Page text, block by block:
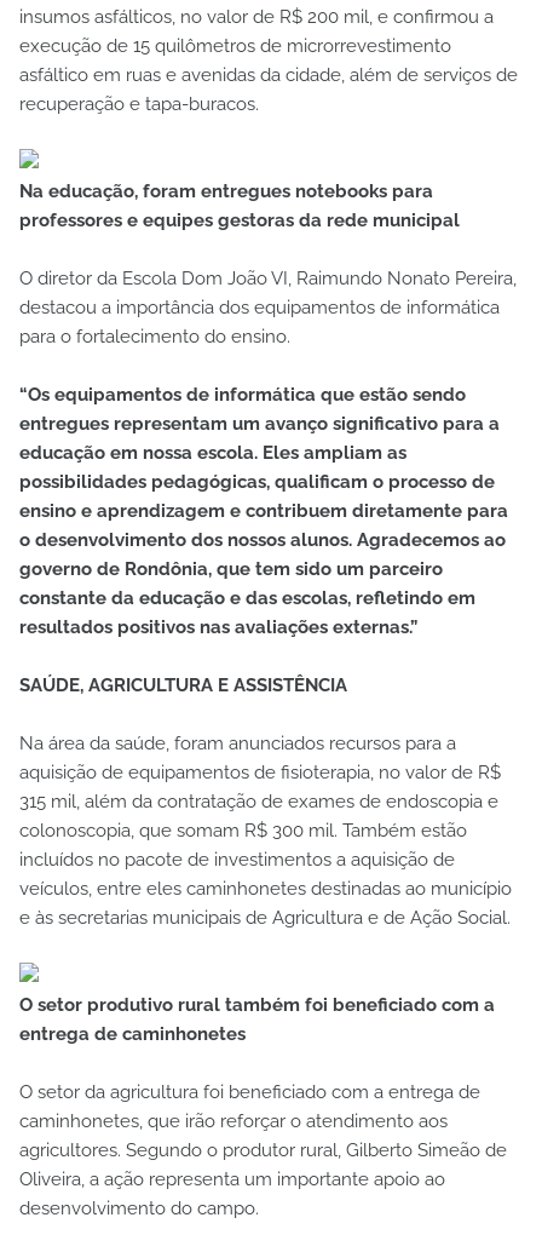
insumos asfálticos, no valor de R$ 200 mil, e confirmou a
execução de 15 quilômetros de microrrevestimento
asfáltico em ruas e avenidas da cidade, além de serviços de
recuperação e tapa-buracos.
Na educação, foram entregues notebooks para
professores e equipes gestoras da rede municipal
O diretor da Escola Dom João VI, Raimundo Nonato Pereira,
destacou a importância dos equipamentos de informática
para o fortalecimento do ensino.
“Os equipamentos de informática que estão sendo
entregues representam um avanço significativo para a
educação em nossa escola. Eles ampliam as
possibilidades pedagógicas, qualificam o processo de
ensino e aprendizagem e contribuem diretamente para
o desenvolvimento dos nossos alunos. Agradecemos ao
governo de Rondônia, que tem sido um parceiro
constante da educação e das escolas, refletindo em
resultados positivos nas avaliações externas.”
SAÚDE, AGRICULTURA E ASSISTÊNCIA
Na área da saúde, foram anunciados recursos para a
aquisição de equipamentos de fisioterapia, no valor de R$
315 mil, além da contratação de exames de endoscopia e
colonoscopia, que somam R$ 300 mil. Também estão
incluídos no pacote de investimentos a aquisição de
veículos, entre eles caminhonetes destinadas ao município
e às secretarias municipais de Agricultura e de Ação Social.
O setor produtivo rural também foi beneficiado com a
entrega de caminhonetes
O setor da agricultura foi beneficiado com a entrega de
caminhonetes, que irão reforçar o atendimento aos
agricultores. Segundo o produtor rural, Gilberto Simeão de
Oliveira, a ação representa um importante apoio ao
desenvolvimento do campo.